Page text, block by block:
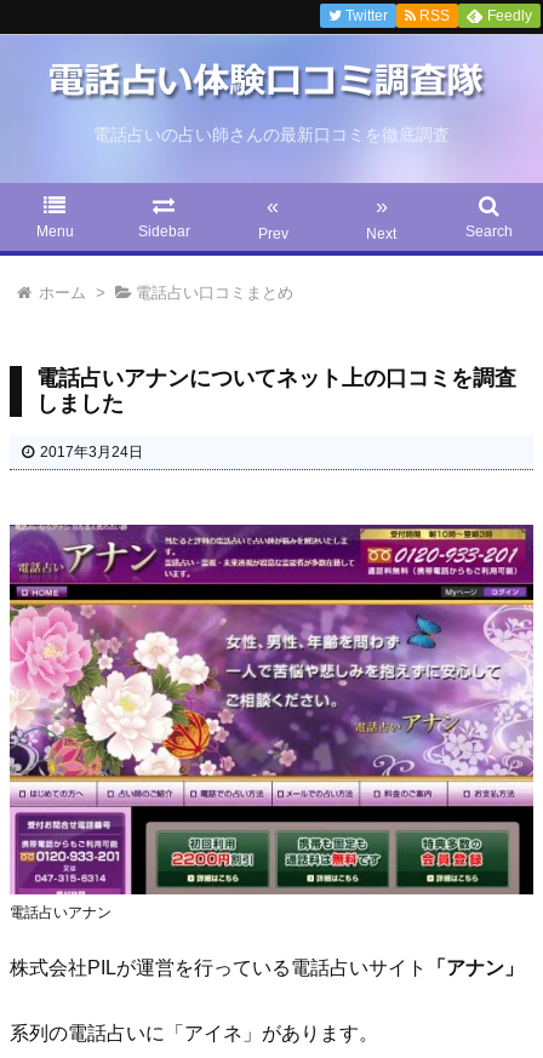
電話占いの占い師さんの最新口コミを徹底調査
Menu Sidebar
«
Prev
»
Next Search
Twitter RSS Feedly
ホーム > 電話占い口コミまとめ
電話占いアナンについてネット上の口コミを調査
しました
2017年3月24日
電話占いアナン
株式会社PILが運営を行っている電話占いサイト 「アナン」
系列の電話占いに「アイネ」があります。